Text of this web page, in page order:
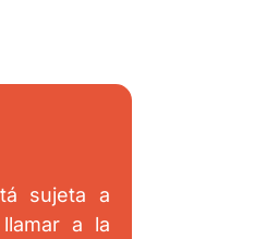
sujeta a
a la